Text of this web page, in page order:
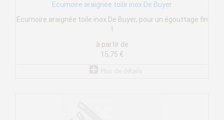
Ecumoire araignée toile inox De Buyer
Ecumoire araignée toile inox De Buyer, pour un égouttage fin
!
à partir de
15,75 €